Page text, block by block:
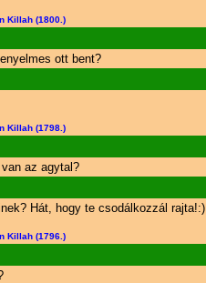
Killah (1800.)
ott bent?
Killah (1798.)
az agytal?
Hát, hogy te csodálkozzál rajta!:)
Killah (1796.)